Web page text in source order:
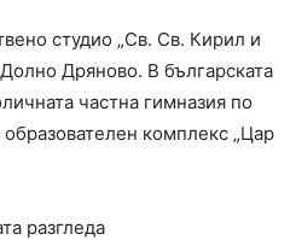
студио „Св. Св. Кирил и
Дряново. В българската
частна гимназия по
комплекс „Цар
разгледа